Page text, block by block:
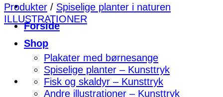
Forside
Shop
Plakater med børnesange
Spiselige planter – Kunsttryk
Fisk og skaldyr – Kunsttryk
Andre illustrationer – Kunsttryk
Produkter / Spiselige planter i naturen
ILLUSTRATIONER